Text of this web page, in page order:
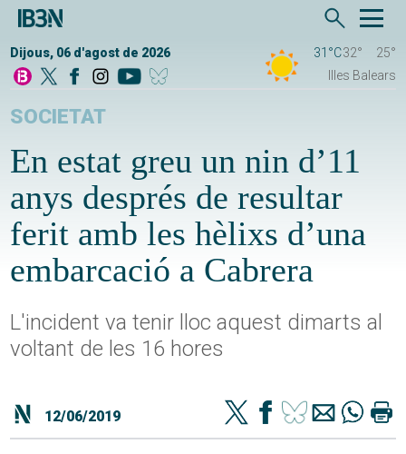
Dijous, 06 d'agost de 2026 31°C32°
25°
Illes Balears
SOCIETAT
En estat greu un nin d’11
anys després de resultar
ferit amb les hèlixs d’una
embarcació a Cabrera
L'incident va tenir lloc aquest dimarts al
voltant de les 16 hores
12/06/2019